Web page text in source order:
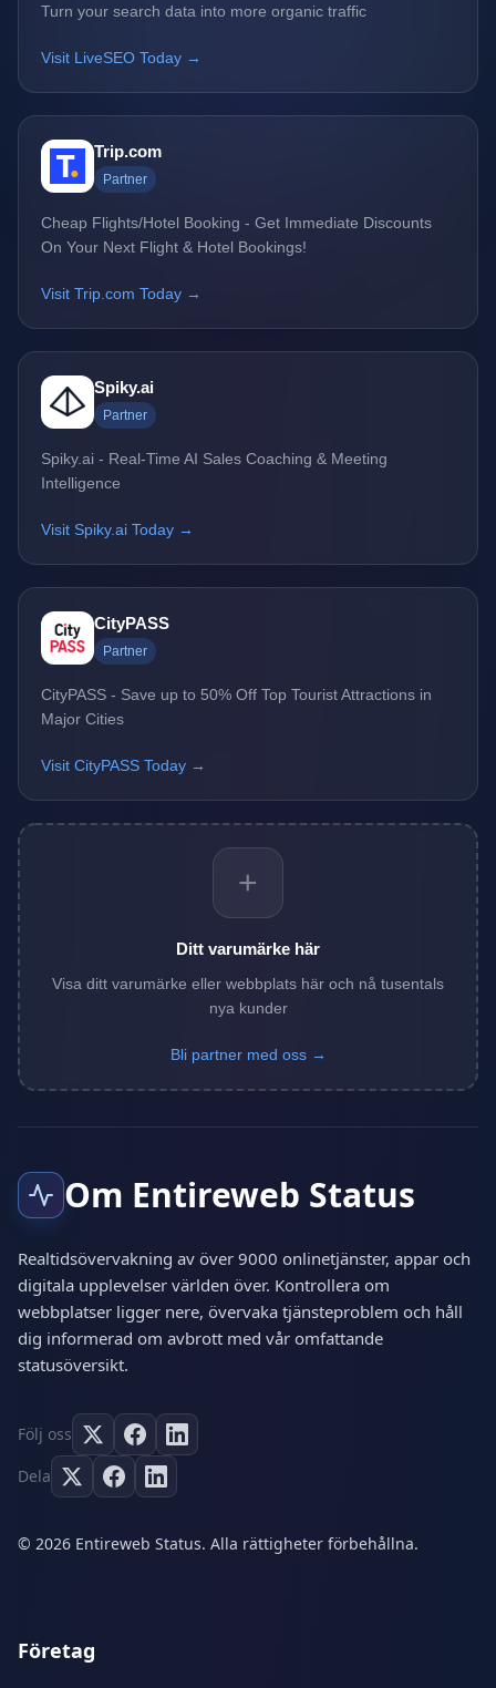
Turn your search data into more organic traffic
Visit LiveSEO Today →
Trip.com
Partner
Cheap Flights/Hotel Booking - Get Immediate Discounts
On Your Next Flight & Hotel Bookings!
Visit Trip.com Today →
Spiky.ai
Partner
Spiky.ai - Real-Time AI Sales Coaching & Meeting
Intelligence
Visit Spiky.ai Today →
CityPASS
Partner
CityPASS - Save up to 50% Off Top Tourist Attractions in
Major Cities
Visit CityPASS Today →
+
Ditt varumärke här
Visa ditt varumärke eller webbplats här och nå tusentals
nya kunder
Bli partner med oss →
Om Entireweb Status
Realtidsövervakning av över 9000 onlinetjänster, appar och
digitala upplevelser världen över. Kontrollera om
webbplatser ligger nere, övervaka tjänsteproblem och håll
dig informerad om avbrott med vår omfattande
statusöversikt.
Följ oss
Dela
© 2026 Entireweb Status. Alla rättigheter förbehållna.
Företag